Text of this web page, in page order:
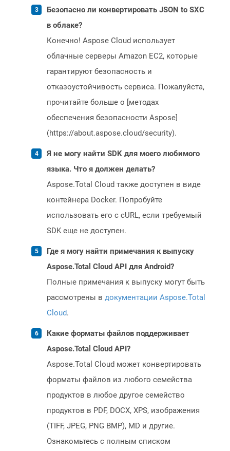
Безопасно ли конвертировать JSON to SXC
в облаке?
Конечно! Aspose Cloud использует
облачные серверы Amazon EC2, которые
гарантируют безопасность и
отказоустойчивость сервиса. Пожалуйста,
прочитайте больше о [методах
обеспечения безопасности Aspose]
(https://about.aspose.cloud/security).
Я не могу найти SDK для моего любимого
языка. Что я должен делать?
Aspose.Total Cloud также доступен в виде
контейнера Docker. Попробуйте
использовать его с cURL, если требуемый
SDK еще не доступен.
Где я могу найти примечания к выпуску
Aspose.Total Cloud API для Android?
Полные примечания к выпуску могут быть
рассмотрены в документации Aspose.Total
Cloud.
Какие форматы файлов поддерживает
Aspose.Total Cloud API?
Aspose.Total Cloud может конвертировать
форматы файлов из любого семейства
продуктов в любое другое семейство
продуктов в PDF, DOCX, XPS, изображения
(TIFF, JPEG, PNG BMP), MD и другие.
Ознакомьтесь с полным списком